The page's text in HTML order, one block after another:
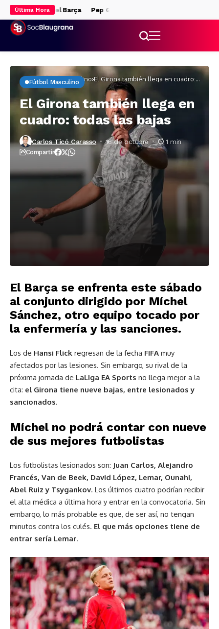
Última Hora
fuera del Barça Pep Guardiola, clave para la llegada de
Inicio Fútbol masculino El Girona también llega en cuadro:
todas las bajas
Fútbol Masculino
El Girona también llega en
cuadro: todas las bajas
Carlos Ticó Carasso 16 de octubre 1 min
Compartir
El Barça se enfrenta este sábado
al conjunto dirigido por Míchel
Sánchez, otro equipo tocado por
la enfermería y las sanciones.
Los de Hansi Flick regresan de la fecha FIFA muy
afectados por las lesiones. Sin embargo, su rival de la
próxima jornada de LaLiga EA Sports no llega mejor a la
cita: el Girona tiene nueve bajas, entre lesionados y
sancionados.
Míchel no podrá contar con nueve
de sus mejores futbolistas
Los futbolistas lesionados son: Juan Carlos, Alejandro
Francés, Van de Beek, David López, Lemar, Ounahi,
Abel Ruiz y Tsygankov. Los últimos cuatro podrían recibir
el alta médica a última hora y entrar en la convocatoria. Sin
embargo, lo más probable es que, de ser así, no tengan
minutos contra los culés. El que más opciones tiene de
entrar sería Lemar.